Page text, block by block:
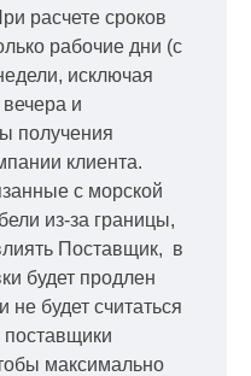
расчете сроков
рабочие дни (с
исключая
и
получения
клиента.
с морской
из-за границы,
Поставщик, в
будет продлен
будет считаться
максимально